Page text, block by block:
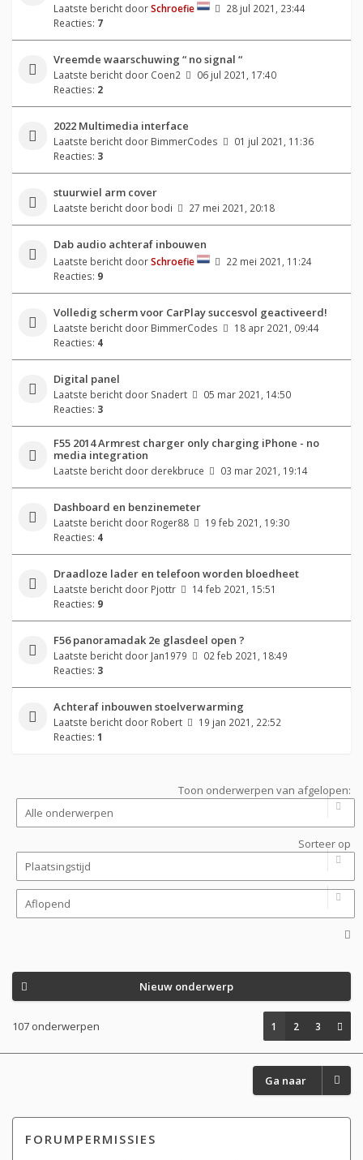
Laatste bericht doorSchroefie
28 jul 2021, 23:44
Reacties: 7
Vreemde waarschuwing “ no signal “
Laatste bericht door Coen2
06 jul 2021, 17:40
Reacties: 2
2022 Multimedia interface
Laatste bericht door BimmerCodes
01 jul 2021, 11:36
Reacties: 3
stuurwiel arm cover
Laatste bericht door bodi 27 mei 2021, 20:18
Dab audio achteraf inbouwen
Laatste bericht doorSchroefie
22 mei 2021, 11:24
Reacties: 9
Volledig scherm voor CarPlay succesvol geactiveerd!
Laatste bericht door BimmerCodes
18 apr 2021, 09:44
Reacties: 4
Digital panel
Laatste bericht door Snadert
05 mar 2021, 14:50
Reacties: 3
F55 2014 Armrest charger only charging iPhone - no
media integration
Laatste bericht door derekbruce 03 mar 2021, 19:14
Dashboard en benzinemeter
Laatste bericht door Roger88
19 feb 2021, 19:30
Reacties: 4
Draadloze lader en telefoon worden bloedheet
Laatste bericht door Pjottr
14 feb 2021, 15:51
Reacties: 9
F56 panoramadak 2e glasdeel open ?
Laatste bericht door Jan1979
02 feb 2021, 18:49
Reacties: 3
Achteraf inbouwen stoelverwarming
Laatste bericht door Robert
19 jan 2021, 22:52
Reacties: 1
Toon onderwerpen van afgelopen:
Sorteer op
Nieuw onderwerp
107 onderwerpen 1 2 3
Ga naar
FORUMPERMISSIES